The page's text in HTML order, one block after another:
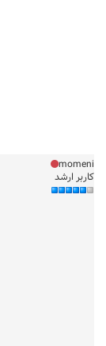
momeni
کاربر ارشد